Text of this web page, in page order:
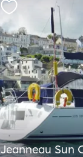
Jeanneau Sun